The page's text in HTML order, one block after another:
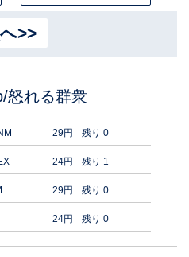
>>
怒れる群衆
29円 残り 0
24円 残り 1
29円 残り 0
24円 残り 0